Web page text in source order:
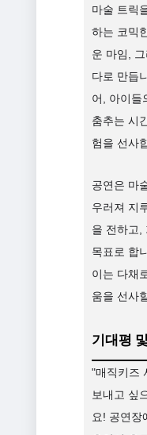
마술 트릭
하는 코믹
운 마임,
다로 만듭
어, 아이들
춤추는 시
험을 선사
공연은 마
우러져 지
을 전하고,
목표로 합
이는 다채
움을 선사
기대평
"매직키즈
보내고 싶
요! 공연장